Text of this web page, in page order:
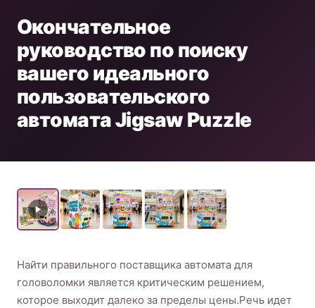
Магазин
Case studies of Cotton Candy
Автомат по продаже чехлов для телефонов
Продукт
Окончательное
руководство по поиску
вашего идеального
пользовательского
автомата Jigsaw Puzzle
Найти правильного поставщика автомата для
головоломки является критическим решением,
которое выходит далеко за пределы цены.Речь идет